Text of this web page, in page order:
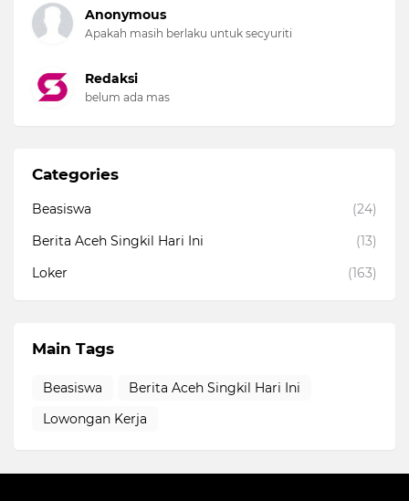
Anonymous
Apakah masih berlaku untuk secyuriti
Redaksi
belum ada mas
Categories
Beasiswa
(24)
Berita Aceh Singkil Hari Ini
(13)
Loker
(163)
Main Tags
Beasiswa
Berita Aceh Singkil Hari Ini
Lowongan Kerja